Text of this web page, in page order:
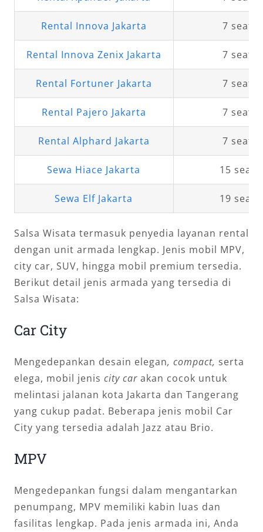
Rental Innova Jakarta 7 seat
Rental Innova Zenix Jakarta 7 seat
Rental Fortuner Jakarta 7 seat
Rental Pajero Jakarta 7 seat
Rental Alphard Jakarta 7 seat
Sewa Hiace Jakarta 15 seat
Sewa Elf Jakarta 19 seat
Salsa Wisata termasuk penyedia layanan rental
dengan unit armada lengkap. Jenis mobil MPV,
city car, SUV, hingga mobil premium tersedia.
Berikut detail jenis armada yang tersedia di
Salsa Wisata:
Car City
Mengedepankan desain elegan, compact, serta
elega, mobil jenis city carakan cocok untuk
melintasi jalanan kota Jakarta dan Tangerang
yang cukup padat. Beberapa jenis mobil Car
City yang tersedia adalah Jazz atau Brio.
MPV
Mengedepankan fungsi dalam mengantarkan
penumpang, MPV memiliki kabin luas dan
fasilitas lengkap. Pada jenis armada ini, Anda